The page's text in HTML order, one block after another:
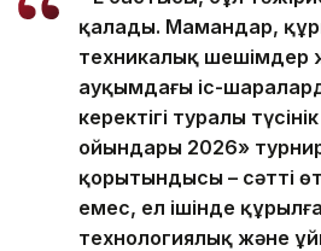
қалады. Мамандар,
техникалық шешімдер
ауқымдағы іс-
керектігі туралы
ойындары 2026»
қорытындысы – сәтті
емес, ел ішінде
технологиялық және